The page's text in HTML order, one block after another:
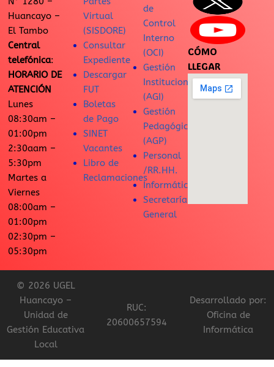
Huancayo –
El Tambo
Central
telefónica:
HORARIO DE
ATENCIÓN
Lunes
08:30am –
01:00pm
2:30aam –
5:30pm
Martes a
Viernes
08:00am –
01:00pm
02:30pm –
05:30pm
Virtual
(SISDORE)
Consultar
Expediente
Descargar
FUT
Boletas
de Pago
SINET
Vacantes
Libro de
Reclamaciones
de
Control
Interno
(OCI)
Gestión
Institucional
(AGI)
Gestión
Pedagógica
(AGP)
Personal
/RR.HH.
Informática
Secretaría
General
CÓMO
LLEGAR
© 2026 UGEL
Huancayo –
Unidad de
Gestión Educativa
Local
RUC:
20600657594
Desarrollado por:
Oficina de
Informática